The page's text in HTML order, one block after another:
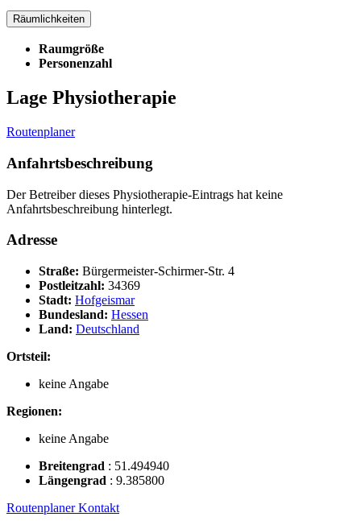
Räumlichkeiten
Raumgröße
Personenzahl
Lage Physiotherapie
Routenplaner
Anfahrtsbeschreibung
Der Betreiber dieses Physiotherapie-Eintrags hat keine
Anfahrtsbeschreibung hinterlegt.
Adresse
Straße: Bürgermeister-Schirmer-Str. 4
Postleitzahl: 34369
Stadt: Hofgeismar
Bundesland: Hessen
Land: Deutschland
Ortsteil:
keine Angabe
Regionen:
keine Angabe
Breitengrad : 51.494940
Längengrad : 9.385800
RoutenplanerKontakt